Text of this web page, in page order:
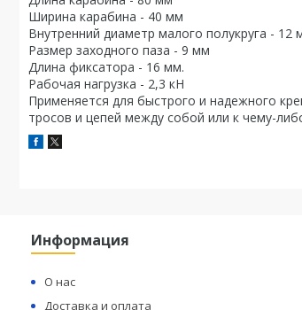
Ширина карабина - 40 мм
Внутренний диаметр малого полукруга - 12
Размер заходного паза - 9 мм
Длина фиксатора - 16 мм.
Рабочая нагрузка - 2,3 кН
Применяется для быстрого и надежного
тросов и цепей между собой или к чему-
Информация
О нас
Доставка и оплата